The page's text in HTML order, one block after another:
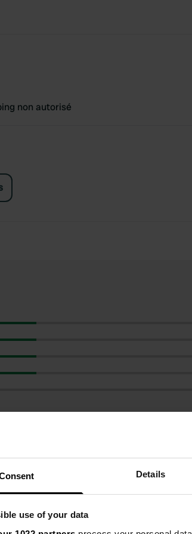
Details
use of your data
non autorisé
; il
Mais
la ville, vous
H
sur une route,